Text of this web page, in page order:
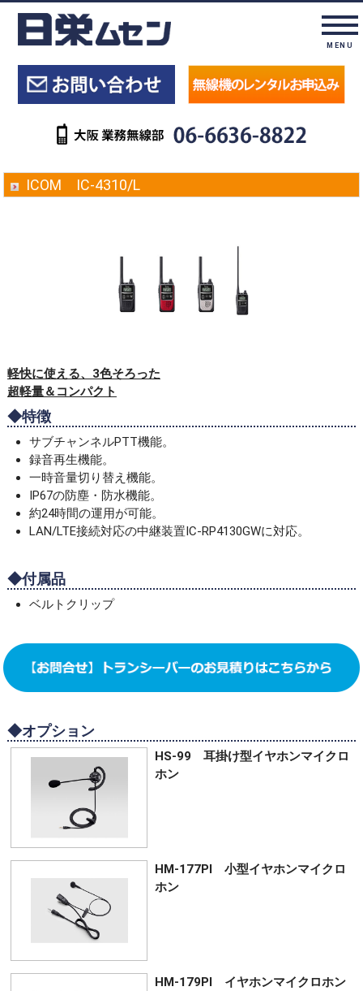
MENU
ICOM IC-4310/L
軽快に使える、3色そろった
超軽量＆コンパクト
◆特徴
サブチャンネルPTT機能。
録音再生機能。
一時音量切り替え機能。
IP67の防塵・防水機能。
約24時間の運用が可能。
LAN/LTE接続対応の中継装置IC-RP4130GWに対応。
◆付属品
ベルトクリップ
◆オプション
HS-99 耳掛け型イヤホンマイクロ
ホン
HM-177PI 小型イヤホンマイクロ
ホン
HM-179PI イヤホンマイクロホン